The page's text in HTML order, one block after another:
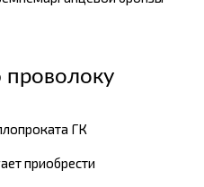
проволоку
ГК
приобрести